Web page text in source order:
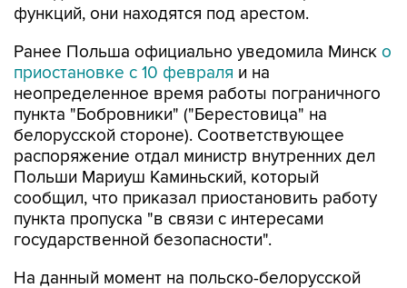
функций, они находятся под арестом.
Ранее Польша официально уведомила Минск о
приостановке с 10 февраля и на
неопределенное время работы пограничного
пункта "Бобровники" ("Берестовица" на
белорусской стороне). Соответствующее
распоряжение отдал министр внутренних дел
Польши Мариуш Каминьский, который
сообщил, что приказал приостановить работу
пункта пропуска "в связи с интересами
государственной безопасности".
На данный момент на польско-белорусской